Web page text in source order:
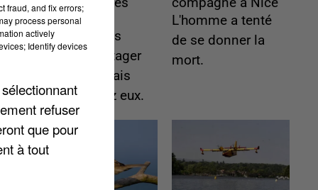
lieux...
Les habitants
peuvent partager
les points frais
près de chez eux.
L'homme a tenté
de se donner la
mort.
fraud, and fix errors;
process personal
actively
Identify devices
refuser
que pour
à tout